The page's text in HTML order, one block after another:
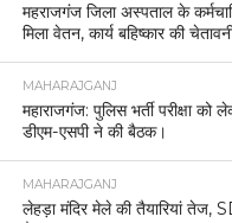
महराजगंज जिला अस्पताल के
मिला वेतन, कार्य बहिष्कार की
MAHARAJGANJ
महाराजगंज: पुलिस भर्ती परीक्षा को
डीएम-एसपी ने की बैठक।
MAHARAJGANJ
लेहड़ा मंदिर मेले की तैयारियां तेज,